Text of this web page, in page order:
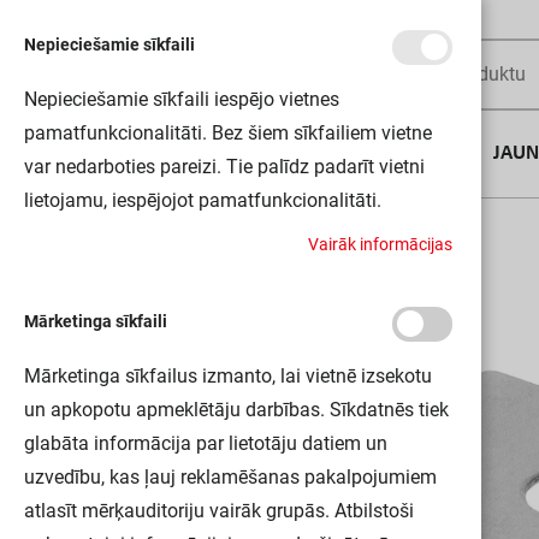
LS AY-PM01/MB 50X2 LEDV
Nepieciešamie sīkfaili
Nepieciešamie sīkfaili iespējo vietnes
pamatfunkcionalitāti. Bez šiem sīkfailiem vietne
var nedarboties pareizi. Tie palīdz padarīt vietni
lietojamu, iespējojot pamatfunkcionalitāti.
Vairāk informācijas
Mārketinga sīkfaili
Mārketinga sīkfailus izmanto, lai vietnē izsekotu
un apkopotu apmeklētāju darbības. Sīkdatnēs tiek
glabāta informācija par lietotāju datiem un
uzvedību, kas ļauj reklamēšanas pakalpojumiem
atlasīt mērķauditoriju vairāk grupās. Atbilstoši